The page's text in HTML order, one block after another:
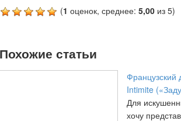
(1 оценок, среднее:5,00 из 5)
Похожие статьи
Французский
Intimite
Для
хочу